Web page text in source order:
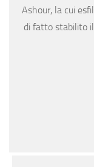
Ashour, la cui
di fatto stabilito